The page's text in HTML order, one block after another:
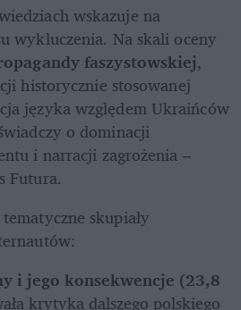
wskazuje na
wykluczenia. Na skali oceny
faszystowskiej,
historycznie stosowanej
języka względem Ukraińców
o dominacji
i narracji zagrożenia –
Futura.
skupiały
i jego konsekwencje (23,8
krytyka dalszego polskiego